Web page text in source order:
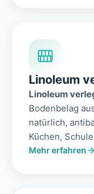
Linoleum
Linoleum
Bodenbelag
natürlich,
Küchen,
Mehr erfahren